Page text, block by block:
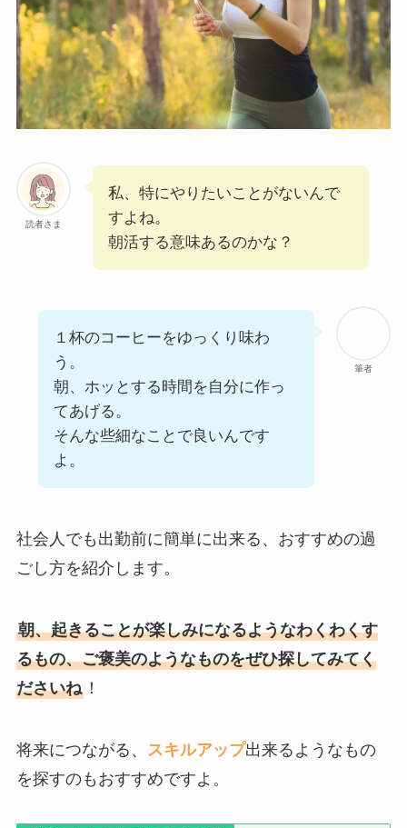
読者さま
私、特にやりたいことがないんで
すよね。
朝活する意味あるのかな？
筆者
１杯のコーヒーをゆっくり味わ
う。
朝、ホッとする時間を自分に作っ
てあげる。
そんな些細なことで良いんです
よ。
社会人でも出勤前に簡単に出来る、おすすめの過
ごし方を紹介します。
朝、起きることが楽しみになるようなわくわくす
るもの、ご褒美のようなものをぜひ探してみてく
ださいね！
将来につながる、 スキルアップ出来るようなもの
を探すのもおすすめですよ。